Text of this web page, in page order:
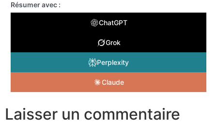
Résumer avec :
ChatGPT
Grok
Perplexity
Claude
Laisser un commentaire